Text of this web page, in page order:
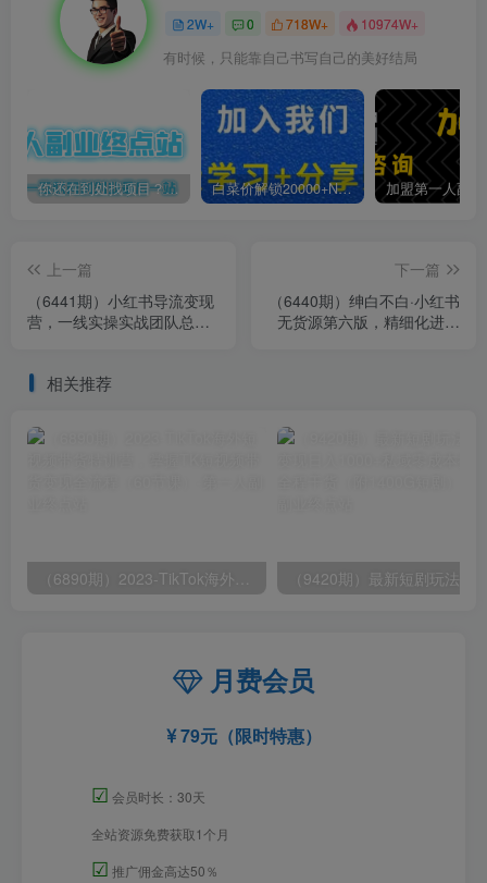
2W+ 0 718W+ 10974W+
有时候，只能靠自己书写自己的美好结局
你还在到处找项目？还在当韭菜？我靠卖项目一个月收入5万+，曾经我也是个失败者。 白菜价解锁20000+N个赚钱机会，加入第一人副业终点站会员，全站资源免费学习。
上一篇
（6441期）小红书导流变现
营，一线实操实战团队总
下一篇
（6440期）绅白不白·小红书
无货源第六版，精细化进阶
相关推荐
月费会员
79元（限时特惠）
☑ 会员时长：30天
全站资源免费获取1个月
☑ 推广佣金高达50％